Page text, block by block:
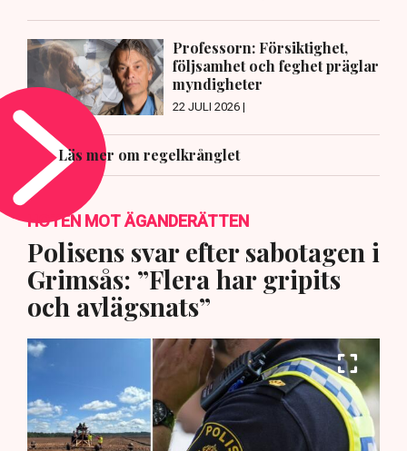
Professorn: Försiktighet,
följsamhet och feghet präglar
myndigheter
22 JULI 2026 |
Läs mer om regelkrånglet
HOTEN MOT ÄGANDERÄTTEN
Polisens svar efter sabotagen i
Grimsås: ”Flera har gripits
och avlägsnats”